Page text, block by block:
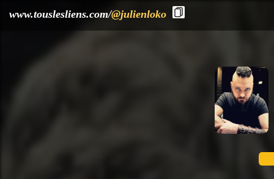
www.touslesliens.com/@julienloko